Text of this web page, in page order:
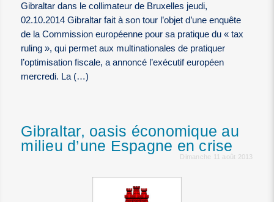
Gibraltar dans le collimateur de Bruxelles jeudi,
02.10.2014 Gibraltar fait à son tour l’objet d’une enquête
de la Commission européenne pour sa pratique du « tax
ruling », qui permet aux multinationales de pratiquer
l’optimisation fiscale, a annoncé l’exécutif européen
mercredi. La (…)
Gibraltar, oasis économique au
milieu d’une Espagne en crise
Dimanche 11 août 2013